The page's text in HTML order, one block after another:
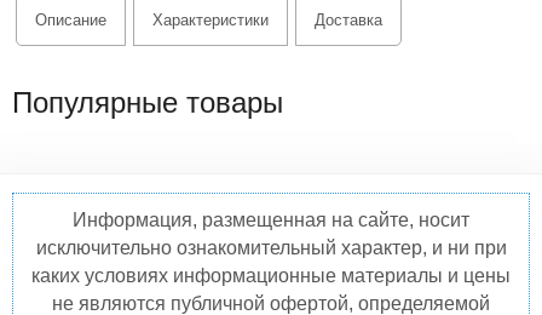
Описание Характеристики Доставка
Популярные товары
Информация, размещенная на сайте, носит
исключительно ознакомительный характер, и ни при
каких условиях информационные материалы и цены
не являются публичной офертой, определяемой